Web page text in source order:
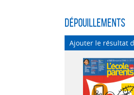
Dépouillements
Ajouter le résultat